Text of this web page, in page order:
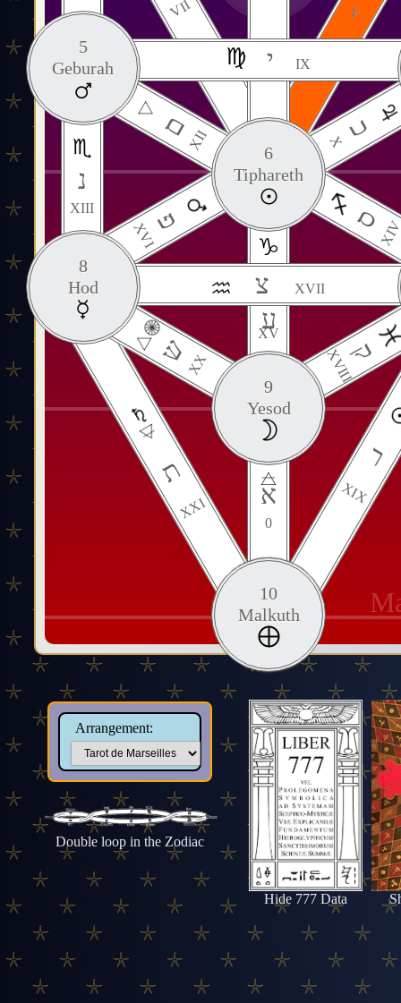
V
VII
כ
X
םXII
י IX
5
Geburah
נ
XIII
6
Tiphareth
ס פXVI
ע
XV
8
Hod
צ XVII
שXX קXVIII
ר
XIX
ת
XXI
9
Yesod
א
0
10
Malkuth
Arrangement:
Double loop in the Zodiac
Hide 777 Data